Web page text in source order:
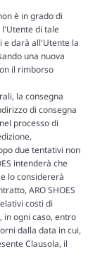
è in grado di
di tale
e darà all'Utente la
una nuova
il rimborso
la consegna
di consegna
processo di
due tentativi non
intenderà che
lo considererà
ARO SHOES
costi di
in ogni caso, entro
dalla data in cui,
Clausola, il